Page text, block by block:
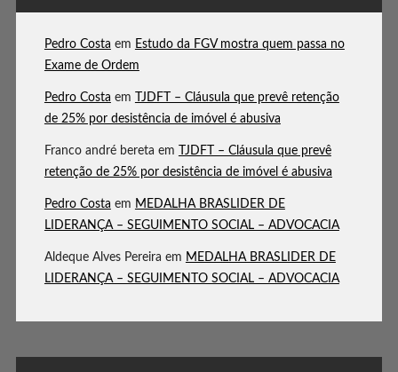
Pedro Costa em Estudo da FGV mostra quem passa no
Exame de Ordem
Pedro Costa em
TJDFT – Cláusula que prevê retenção
de 25% por desistência de imóvel é abusiva
Franco andré bereta em
TJDFT – Cláusula que prevê
retenção de 25% por desistência de imóvel é abusiva
Pedro Costa em MEDALHA BRASLIDER DE
LIDERANÇA – SEGUIMENTO SOCIAL – ADVOCACIA
Aldeque Alves Pereira em MEDALHA BRASLIDER DE
LIDERANÇA – SEGUIMENTO SOCIAL – ADVOCACIA